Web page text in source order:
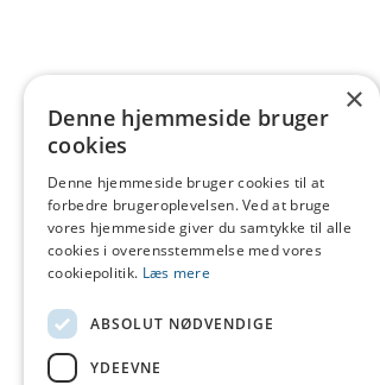
×
Denne hjemmeside bruger
cookies
Denne hjemmeside bruger cookies til at
forbedre brugeroplevelsen. Ved at bruge
vores hjemmeside giver du samtykke til alle
cookies i overensstemmelse med vores
cookiepolitik. Læs mere
ABSOLUT NØDVENDIGE
YDEEVNE